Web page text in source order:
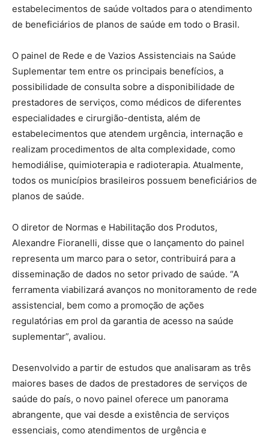
estabelecimentos de saúde voltados para o atendimento
de beneficiários de planos de saúde em todo o Brasil.
O painel de Rede e de Vazios Assistenciais na Saúde
Suplementar tem entre os principais benefícios, a
possibilidade de consulta sobre a disponibilidade de
prestadores de serviços, como médicos de diferentes
especialidades e cirurgião-dentista, além de
estabelecimentos que atendem urgência, internação e
realizam procedimentos de alta complexidade, como
hemodiálise, quimioterapia e radioterapia. Atualmente,
todos os municípios brasileiros possuem beneficiários de
planos de saúde.
O diretor de Normas e Habilitação dos Produtos,
Alexandre Fioranelli, disse que o lançamento do painel
representa um marco para o setor, contribuirá para a
disseminação de dados no setor privado de saúde. “A
ferramenta viabilizará avanços no monitoramento de rede
assistencial, bem como a promoção de ações
regulatórias em prol da garantia de acesso na saúde
suplementar”, avaliou.
Desenvolvido a partir de estudos que analisaram as três
maiores bases de dados de prestadores de serviços de
saúde do país, o novo painel oferece um panorama
abrangente, que vai desde a existência de serviços
essenciais, como atendimentos de urgência e